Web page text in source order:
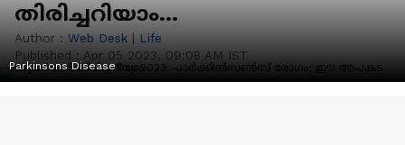
തിരിച്ചറിയാം...
Author : Web Desk | Life
Published : Apr 05 2023, 09:08 AM IST
Parkinsons Disease